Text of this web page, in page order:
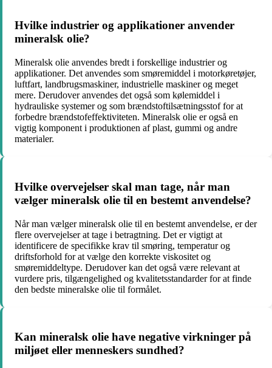
Hvilke industrier og applikationer anvender
mineralsk olie?
Mineralsk olie anvendes bredt i forskellige industrier og
applikationer. Det anvendes som smøremiddel i motorkøretøjer,
luftfart, landbrugsmaskiner, industrielle maskiner og meget
mere. Derudover anvendes det også som kølemiddel i
hydrauliske systemer og som brændstoftilsætningsstof for at
forbedre brændstofeffektiviteten. Mineralsk olie er også en
vigtig komponent i produktionen af plast, gummi og andre
materialer.
Hvilke overvejelser skal man tage, når man
vælger mineralsk olie til en bestemt anvendelse?
Når man vælger mineralsk olie til en bestemt anvendelse, er der
flere overvejelser at tage i betragtning. Det er vigtigt at
identificere de specifikke krav til smøring, temperatur og
driftsforhold for at vælge den korrekte viskositet og
smøremiddeltype. Derudover kan det også være relevant at
vurdere pris, tilgængelighed og kvalitetsstandarder for at finde
den bedste mineralske olie til formålet.
Kan mineralsk olie have negative virkninger på
miljøet eller menneskers sundhed?